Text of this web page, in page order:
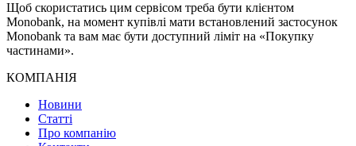
Щоб скористатись цим сервісом треба бути клієнтом
Monobank, на момент купівлі мати встановлений застосунок
Monobank та вам має бути доступний ліміт на «Покупку
частинами».
КОМПАНІЯ
Новини
Статті
Про компанію